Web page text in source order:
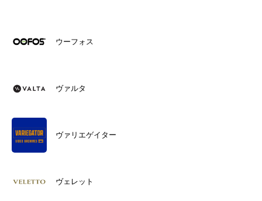
ウーフォス
ヴァルタ
ヴァリエゲイター
ヴェレット